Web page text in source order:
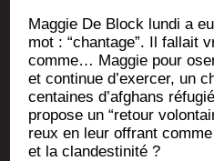
Mag­gie De Block lun­di a
mot : “chan­tage”. Il fal­lait
comme… Mag­gie pour
et conti­nue d’exer­cer, un
cen­taines d’af­ghans
pro­pose un “retour
reux en leur offrant
et la clandestinité ?